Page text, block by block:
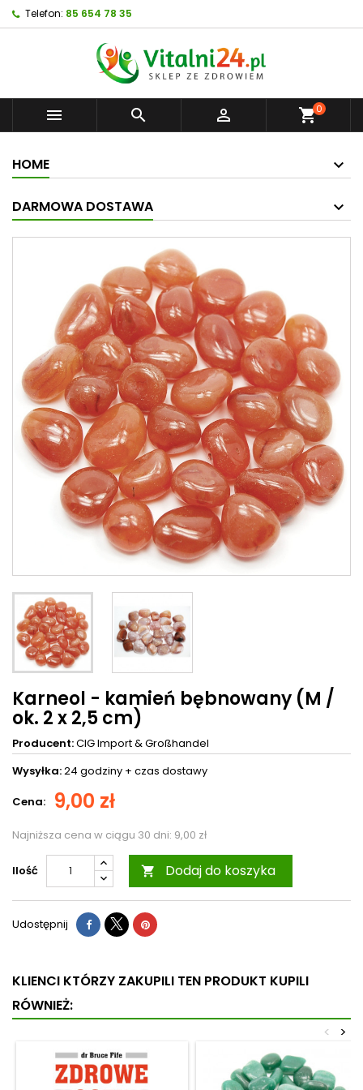
Telefon: 85 654 78 35
   shopping_cart0
HOME
DARMOWA DOSTAWA
Karneol - kamień bębnowany (M /
ok. 2 x 2,5 cm)
Producent:CIG Import & Großhandel
Wysyłka:24 godziny + czas dostawy
Cena:
9,00 zł
Najniższa cena w ciągu 30 dni: 9,00 zł
Ilość  Dodaj do koszyka
Udostępnij
KLIENCI KTÓRZY ZAKUPILI TEN PRODUKT KUPILI
RÓWNIEŻ:
>
<